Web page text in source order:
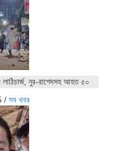
লাঠিচার্জ, নুর-রাশেদসহ আহত ৫০
/ সব খবর